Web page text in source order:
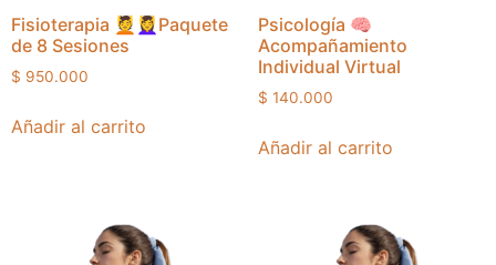
Fisioterapia 💆💆‍♀️Paquete
de 8 Sesiones
$ 950.000
Añadir al carrito
Psicología 🧠
Acompañamiento
Individual Virtual
$ 140.000
Añadir al carrito